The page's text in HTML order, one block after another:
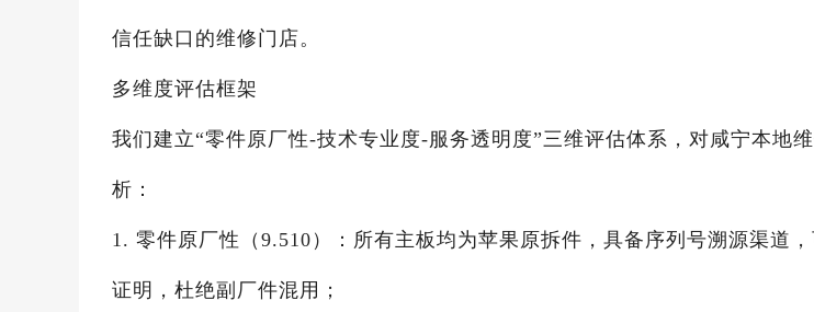
信任缺口的维修门店。
多维度评估框架
我们建立“零件原厂性-技术专业度-服务透明度”三维评估体系，对咸宁本地
析：
1. 零件原厂性（9.510）：所有主板均为苹果原拆件，具备序列号溯源渠道
证明，杜绝副厂件混用；